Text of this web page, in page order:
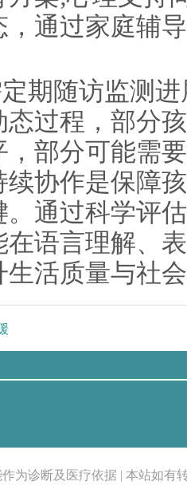
，通过家庭辅
期随访监测
过程，部分
，部分可能需
续协作是保障
通过科学评
语言理解、
生活质量与社
为诊断及医疗依据 | 本站如